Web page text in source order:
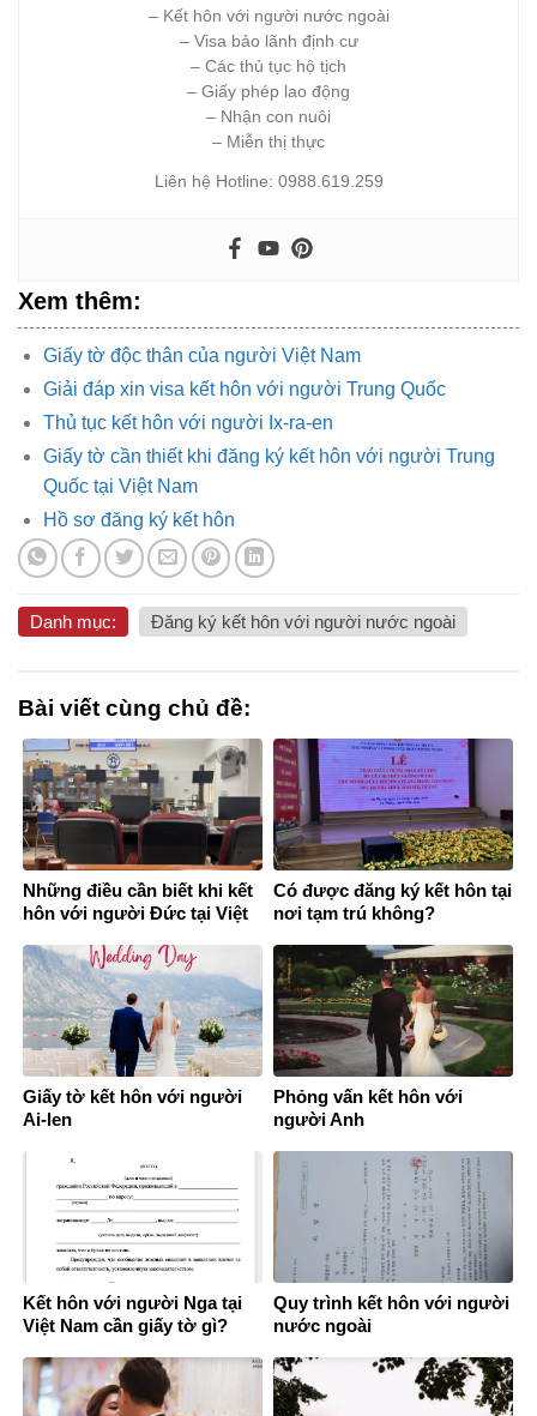
– Kết hôn với người nước ngoài
– Visa bảo lãnh định cư
– Các thủ tục hộ tịch
– Giấy phép lao động
– Nhận con nuôi
– Miễn thị thực
Liên hệ Hotline: 0988.619.259
Xem thêm:
Giấy tờ độc thân của người Việt Nam
Giải đáp xin visa kết hôn với người Trung Quốc
Thủ tục kết hôn với người Ix-ra-en
Giấy tờ cần thiết khi đăng ký kết hôn với người Trung
Quốc tại Việt Nam
Hồ sơ đăng ký kết hôn
Danh mục: Đăng ký kết hôn với người nước ngoài
Bài viết cùng chủ đề:
Những điều cần biết khi kết
hôn với người Đức tại Việt
Có được đăng ký kết hôn tại
nơi tạm trú không?
Giấy tờ kết hôn với người
Ai-len
Phỏng vấn kết hôn với
người Anh
Kết hôn với người Nga tại
Việt Nam cần giấy tờ gì?
Quy trình kết hôn với người
nước ngoài